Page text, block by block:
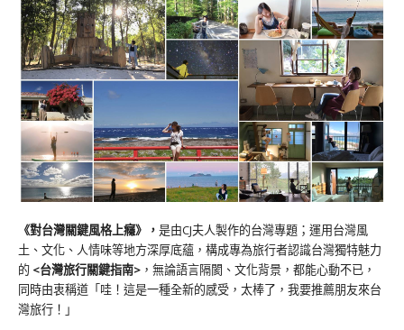
《對台灣關鍵風格上癮》 ， 是由CJ夫人製作的台灣專題；運用台灣風
土、文化、人情味等地方深厚底蘊，構成專為旅行者認識台灣獨特魅力
的 <台灣旅行關鍵指南> ，無論語言隔閡、文化背景，都能心動不已，
同時由衷稱道「哇！這是一種全新的感受，太棒了，我要推薦朋友來台
灣旅行！」